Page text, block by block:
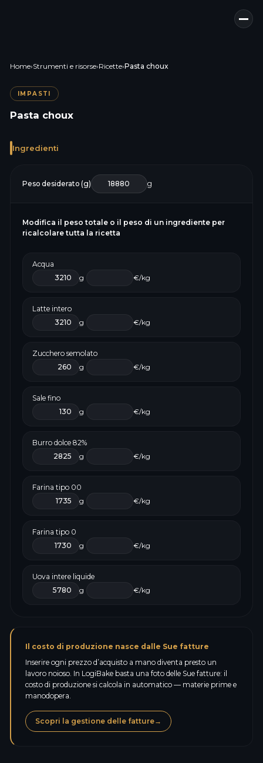
Home›Strumenti e risorse›Ricette›Pasta choux
IMPASTI
Pasta choux
Ingredienti
Peso desiderato (g) g
Modifica il peso totale o il peso di un ingrediente per
ricalcolare tutta la ricetta
Acqua
g
€/kg
Latte intero
g
€/kg
Zucchero semolato
g
€/kg
Sale fino
g
€/kg
Burro dolce 82%
g
€/kg
Farina tipo 00
g
€/kg
Farina tipo 0
g
€/kg
Uova intere liquide
g
€/kg
Il costo di produzione nasce dalle Sue fatture
Inserire ogni prezzo d’acquisto a mano diventa presto un
lavoro noioso. In LogiBake basta una foto delle Sue fatture: il
costo di produzione si calcola in automatico — materie prime e
manodopera.
Scopri la gestione delle fatture→